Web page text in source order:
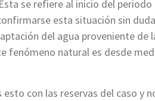
se refiere al inicio del periodo
esta situación sin
del agua proveniente de
fenómeno natural es desde
esto con las reservas del caso y